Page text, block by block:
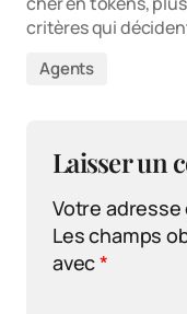
critères qui
Agents
Laisser un
Votre adresse
Les champs
avec*